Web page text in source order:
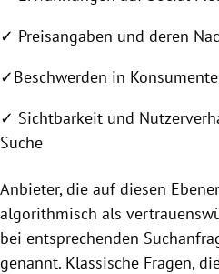
✓ Preisangaben und deren
✓Beschwerden in
✓ Sichtbarkeit und
Suche
Anbieter, die auf diesen
algorithmisch als
bei entsprechenden
genannt. Klassische Fragen,